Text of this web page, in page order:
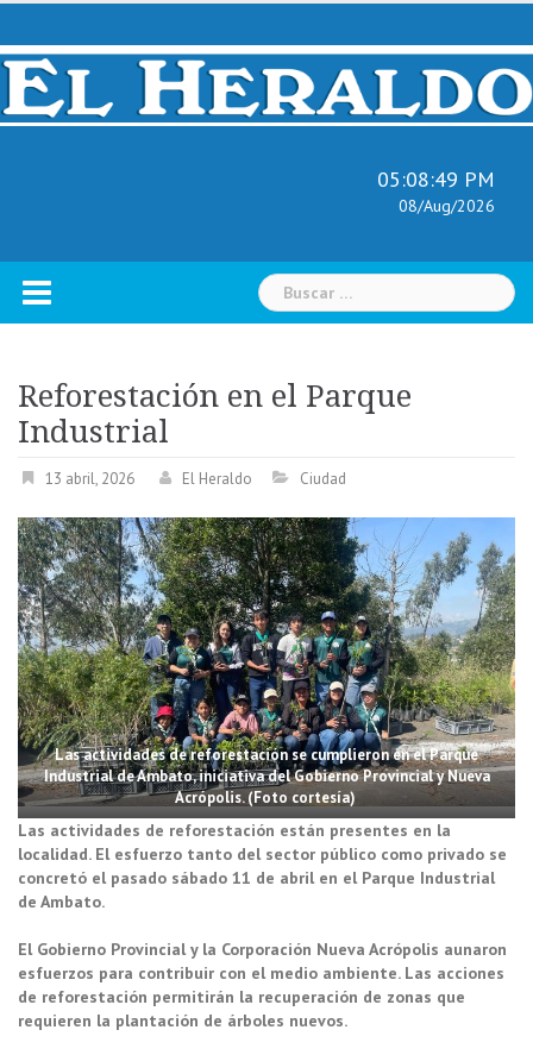
Skip
content
05:08:50 PM
08/Aug/2026
Buscar:
Reforestación en el Parque
Industrial
13 abril, 2026 El Heraldo Ciudad
Las actividades de reforestación se cumplieron en el Parque
Industrial de Ambato, iniciativa del Gobierno Provincial y Nueva
Acrópolis. (Foto cortesía)
Las actividades de reforestación están presentes en la
localidad. El esfuerzo tanto del sector público como privado se
concretó el pasado sábado 11 de abril en el Parque Industrial
de Ambato.
El Gobierno Provincial y la Corporación Nueva Acrópolis aunaron
esfuerzos para contribuir con el medio ambiente. Las acciones
de reforestación permitirán la recuperación de zonas que
requieren la plantación de árboles nuevos.